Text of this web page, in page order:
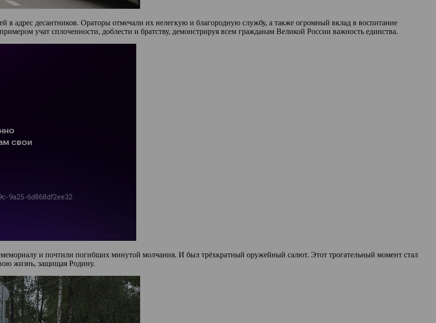
в адрес десантников. Ораторы отмечали их нелегкую и благородную службу, а также огромный вклад в воспитание
учат сплоченности, доблести и братству, демонстрируя всем гражданам Великой России важность единства.
и почтили погибших минутой молчания. И был трёхкратный оружейный салют. Этот трогательный момент стал
жизнь, защищая Родину.